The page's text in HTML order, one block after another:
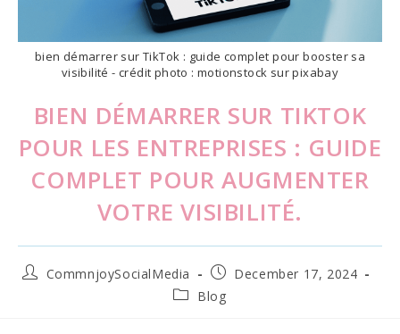
bien démarrer sur TikTok : guide complet pour booster sa
visibilité - crédit photo : motionstock sur pixabay
BIEN DÉMARRER SUR TIKTOK
POUR LES ENTREPRISES : GUIDE
COMPLET POUR AUGMENTER
VOTRE VISIBILITÉ.
PostCommnjoySocialMedia
PostDecember 17, 2024
PostBlog